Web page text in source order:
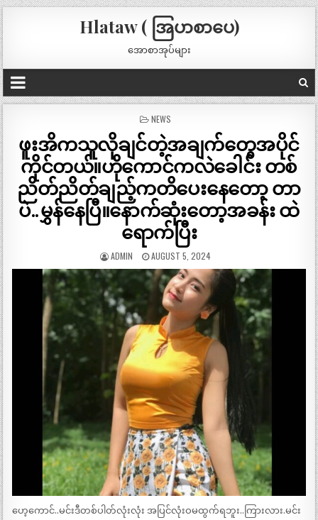
Hlataw ( အြပာစာပေ)
အောစာအုပ်များ
POSTED
NEWS
ဖူးအိကသူလိုချင်တဲ့အချက်တွေအပိုင်
ကိုင်တယ်။ဟိုကောင်ကလဲခေါင်း တစ်
ညိတ်ညိတ်ချည့်ကတိပေးနေတော့ တာ
ပဲ..မွှန်နေပြီ။နောက်ဆုံးတော့အခန်း ထဲ
ရောက်ပြီး
ADMIN AUGUST 5, 2024
ဟေ့ကောင်..မင်းဒီတစ်ပါတ်လုံးလုံး အပြင်လုံးဝမထွက်ရဘူး..ကြားလား.မင်း